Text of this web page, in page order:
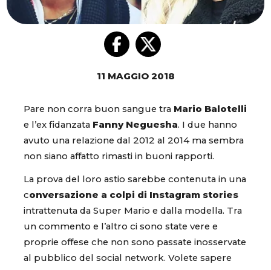
11 MAGGIO 2018
Pare non corra buon sangue tra Mario Balotelli
e l’ex fidanzata Fanny Neguesha. I due hanno
avuto una relazione dal 2012 al 2014 ma sembra
non siano affatto rimasti in buoni rapporti.
La prova del loro astio sarebbe contenuta in una
conversazione a colpi di Instagram stories
intrattenuta da Super Mario e dalla modella. Tra
un commento e l’altro ci sono state vere e
proprie offese che non sono passate inosservate
al pubblico del social network. Volete sapere